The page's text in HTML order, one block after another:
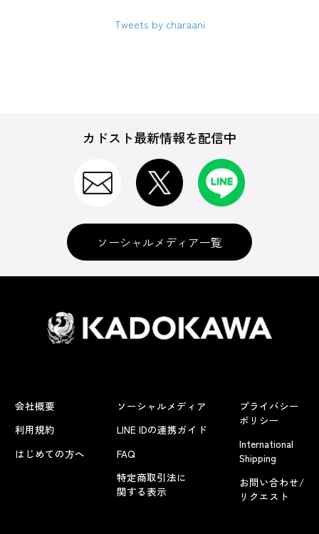
Tweets by charaani
カドスト最新情報を配信中
ソーシャルメディア一覧
会社概要
利用規約
はじめての方へ
ソーシャルメディア
LINE IDの連携ガイド
FAQ
特定商取引法に
関する表示
プライバシー
ポリシー
International
Shipping
お問い合わせ/
リクエスト